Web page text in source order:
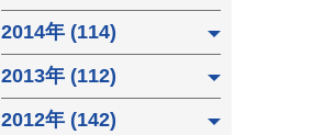
2014年 (114)
2013年 (112)
2012年 (142)